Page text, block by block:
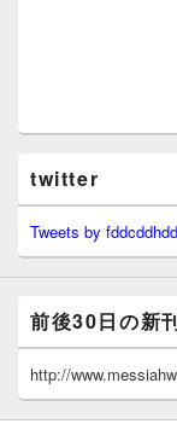
twitter
Tweets by fddcddhdd
前後30日の新
http://